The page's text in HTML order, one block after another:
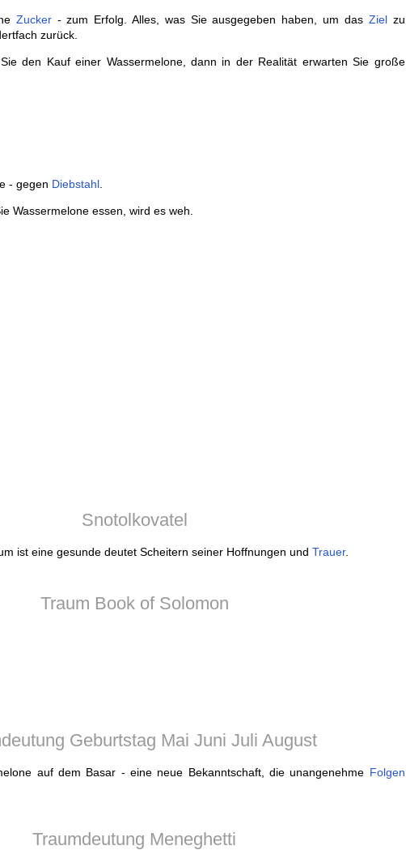
Zucker- zum Erfolg. Alles, was Sie ausgegeben haben, um das Zielzu
zurück.
den Kauf einer Wassermelone, dann in der Realität erwarten Sie große
- gegen Diebstahl.
Wassermelone essen, wird es weh.
Snotolkovatel
ist eine gesunde deutet Scheitern seiner Hoffnungen und Trauer.
Traum Book of Solomon
Geburtstag Mai Juni Juli August
auf dem Basar - eine neue Bekanntschaft, die unangenehme Folgen
Traumdeutung Meneghetti